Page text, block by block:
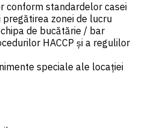
conform standardelor casei
zonei de lucru
de bucătărie / bar
HACCP și a regulilor
speciale ale locației